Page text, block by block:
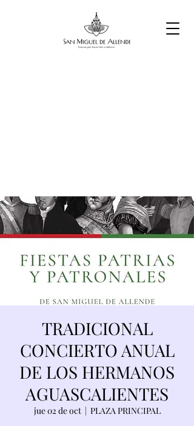
TRADICIONAL
CONCIERTO ANUAL
DE LOS HERMANOS
AGUASCALIENTES
jue 02 de oct
  |
PLAZA PRINCIPAL